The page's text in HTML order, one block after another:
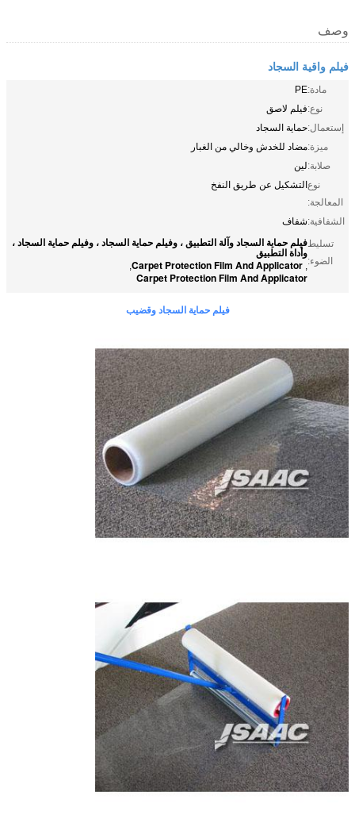
وصف
فيلم واقية السجاد
مادة:PE
نوع:فيلم لاصق
إستعمال:حماية السجاد
ميزة:مضاد للخدش وخالي من الغبار
صلابة:لين
نوع
المعالجة:
التشكيل عن طريق النفخ
الشفافية:شفاف
تسليط
الضوء:
فيلم حماية السجاد وآلة التطبيق ، وفيلم حماية السجاد ، وفيلم حماية السجاد ،
وأداة التطبيق
,
Carpet Protection Film And Applicator
,
Carpet Protection Film And Applicator
فيلم حماية السجاد وقضيب